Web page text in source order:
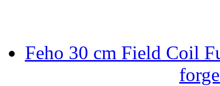
Feho 30 cm Field Coil